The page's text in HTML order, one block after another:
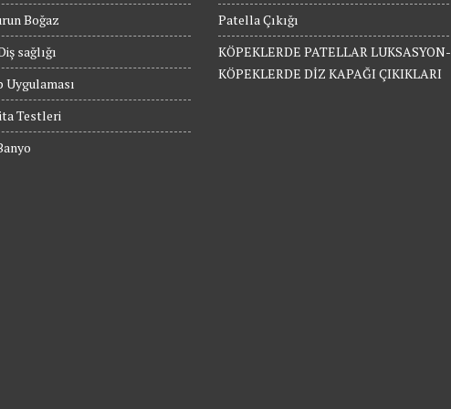
Boğaz
sağlığı
Testleri
Patella Çıkığı
KÖPEKLERDE PATELLAR LUKSASYON-
KÖPEKLERDE DİZ KAPAĞI ÇIKIKLARI